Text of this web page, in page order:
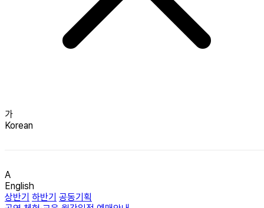
가
Korean
A
English
상반기 하반기 공동기획